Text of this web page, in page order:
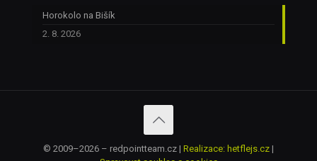
Horokolo na Bišík
2. 8. 2026
© 2009–2026 – redpointteam.cz | Realizace: hetflejs.cz |